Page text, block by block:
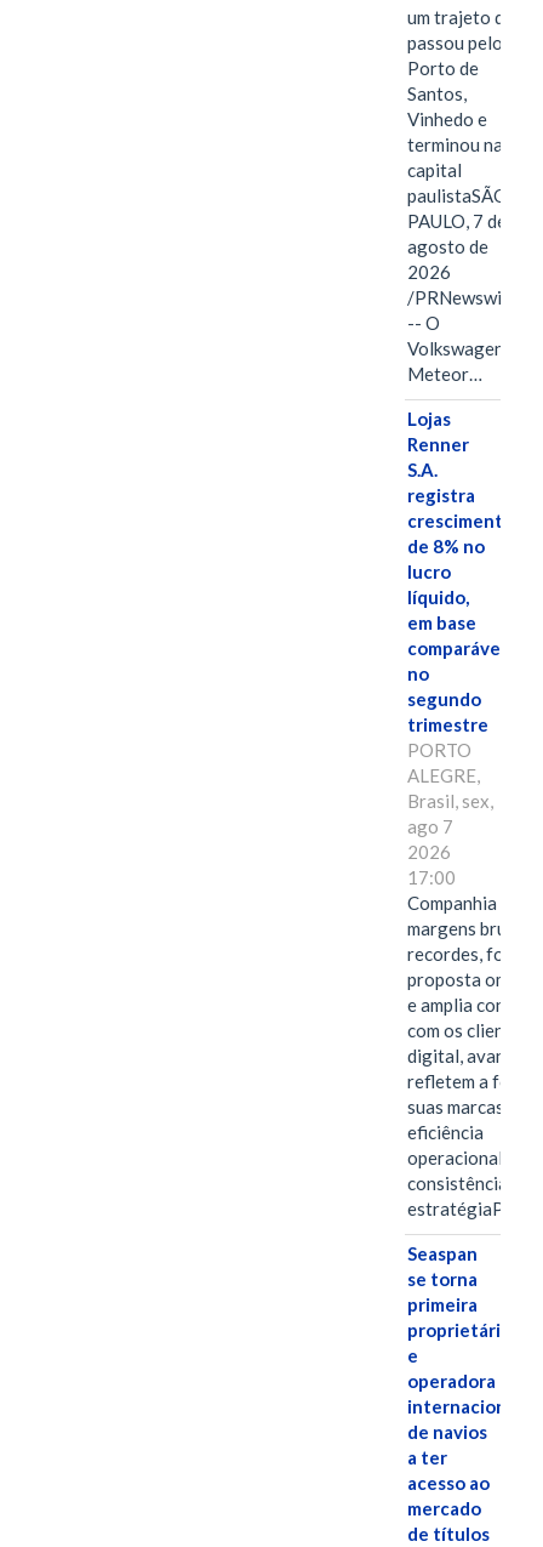
um trajeto que
passou pelo
Porto de
Santos,
Vinhedo e
terminou na
capital
paulistaSÃO
PAULO, 7 de
agosto de
2026
/PRNewswire/
-- O
Volkswagen
Meteor…
Lojas
Renner
S.A.
registra
crescimento
de 8% no
lucro
líquido,
em base
comparável,
no
segundo
trimestre
PORTO
ALEGRE,
Brasil, sex,
ago 7
2026
17:00
Companhia
margens brutas
recordes,
proposta
e amplia
com os clientes
digital, avanços
refletem a força
suas marcas, a
eficiência
operacional e a
consistência de
Seaspan
se torna
primeira
proprietária
e
operadora
internacional
de navios
a ter
acesso ao
mercado
de títulos